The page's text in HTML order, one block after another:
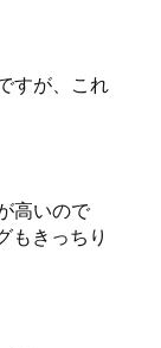
すが、これ
高いので
もきっちり